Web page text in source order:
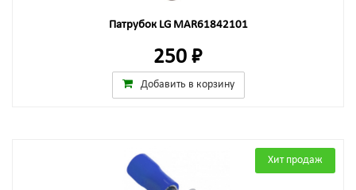
Патрубок LG MAR61842101
250 ₽
Добавить в корзину
Хит продаж